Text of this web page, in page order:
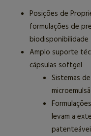
Posições de
formulações de
biodisponibilidade
Amplo suporte
cápsulas softgel
Sistemas
levam a